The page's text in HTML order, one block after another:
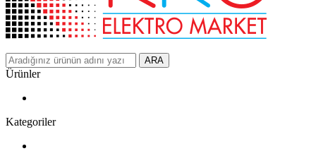
ARA
Ürünler
Kategoriler